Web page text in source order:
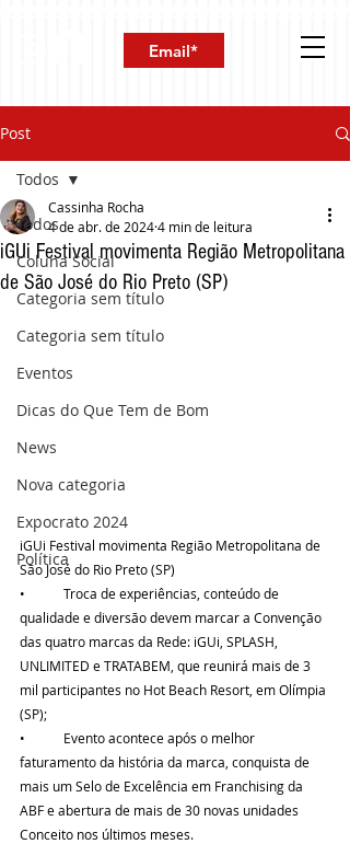
Post
Todos
Coluna Social
Categoria sem título
Categoria sem título
Eventos
Dicas do Que Tem de Bom
News
Nova categoria
Expocrato 2024
Política
Todos
iGUi Festival movimenta Região Metropolitana
de São José do Rio Preto (SP)
Cassinha Rocha
4 de abr. de 20244 min de leitura
iGUi Festival movimenta Região Metropolitana de
São José do Rio Preto (SP)
•	Troca de experiências, conteúdo de
qualidade e diversão devem marcar a Convenção
das quatro marcas da Rede: iGUi, SPLASH,
UNLIMITED e TRATABEM, que reunirá mais de 3
mil participantes no Hot Beach Resort, em Olímpia
(SP);
•	Evento acontece após o melhor
faturamento da história da marca, conquista de
mais um Selo de Excelência em Franchising da
ABF e abertura de mais de 30 novas unidades
Conceito nos últimos meses.